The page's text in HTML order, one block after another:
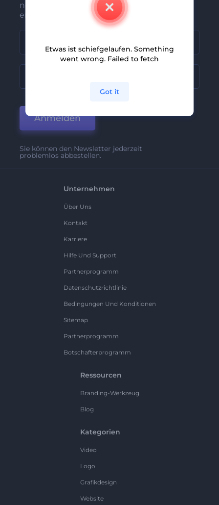
neuesten Nachrichten und Angebote
erhalten
Anmelden
Sie können den Newsletter jederzeit
problemlos abbestellen.
Unternehmen
Über Uns
Kontakt
Karriere
Hilfe Und Support
Partnerprogramm
Datenschutzrichtlinie
Bedingungen Und Konditionen
Sitemap
Partnerprogramm
Botschafterprogramm
Ressourcen
Branding-Werkzeug
Blog
Kategorien
Video
Logo
Grafikdesign
Website
Etwas ist schiefgelaufen. Something
went wrong. Failed to fetch
Got it